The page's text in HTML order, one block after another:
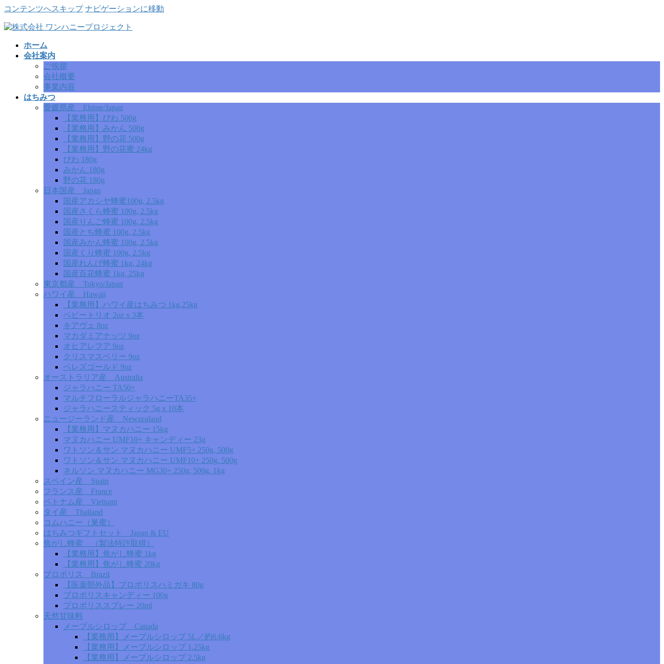
コンテンツへスキップ ナビゲーションに移動
ホーム
会社案内
ご挨拶
会社概要
事業内容
はちみつ
愛媛県産 Ehime/Japan
【業務用】びわ 500g
【業務用】みかん 500g
【業務用】野の花 500g
【業務用】野の花蜜 24kg
びわ 180g
みかん 180g
野の花 180g
日本国産 Japan
国産アカシヤ蜂蜜100g, 2.5kg
国産さくら蜂蜜 100g, 2.5kg
国産りんご蜂蜜 100g, 2.5kg
国産とち蜂蜜 100g, 2.5kg
国産みかん蜂蜜 100g, 2.5kg
国産くり蜂蜜 100g, 2.5kg
国産れんげ蜂蜜 1kg, 24kg
国産百花蜂蜜 1kg, 25kg
東京都産 Tokyo/Japan
ハワイ産 Hawaii
【業務用】ハワイ産はちみつ 1kg,25kg
ベビートリオ 2oz x 3本
キアヴェ 8oz
マカダミアナッツ 9oz
オヒアレフア 9oz
クリスマスベリー 9oz
ペレズゴールド 9oz
オーストラリア産 Australia
ジャラハニー TA50+
マルチフローラルジャラハニーTA35+
ジャラハニースティック 5g x 10本
ニュージーランド産 Newzealand
【業務用】マヌカハニー 15kg
マヌカハニー UMF10+ キャンディー 23g
ワトソン＆サン マヌカハニー UMF5+ 250g, 500g
ワトソン＆サン マヌカハニー UMF10+ 250g, 500g
ネルソン マヌカハニー MG30+ 250g, 500g, 1kg
スペイン産 Spain
フランス産 France
ベトナム産 Vietnam
タイ産 Thailand
コムハニー（巣蜜）
はちみつギフトセット Japan & EU
焦がし蜂蜜 （製法特許取得）
【業務用】焦がし蜂蜜 1kg
【業務用】焦がし蜂蜜 20kg
プロポリス Brazil
【医薬部外品】プロポリスハミガキ 80g
プロポリスキャンディー 100g
プロポリススプレー 20ml
天然甘味料
メープルシロップ Canada
【業務用】メープルシロップ 5L／約6.6kg
【業務用】メープルシロップ 1.25kg
【業務用】メープルシロップ 2.5kg